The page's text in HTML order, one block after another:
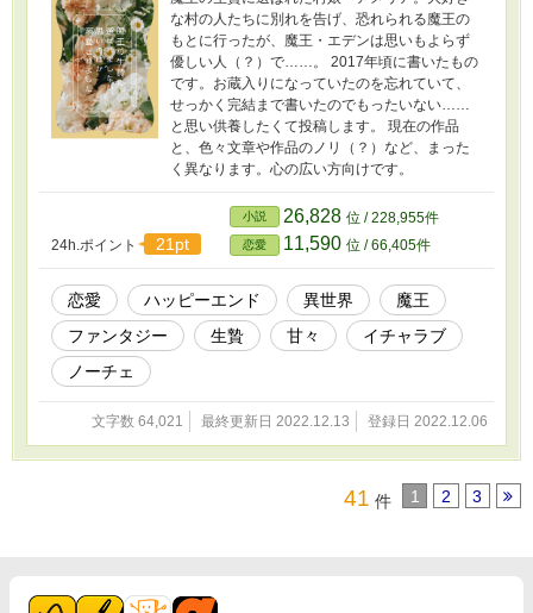
な村の人たちに別れを告げ、恐れられる魔王の
もとに行ったが、魔王・エデンは思いもよらず
優しい人（？）で……。 2017年頃に書いたもの
です。お蔵入りになっていたのを忘れていて、
せっかく完結まで書いたのでもったいない……
と思い供養したくて投稿します。 現在の作品
と、色々文章や作品のノリ（？）など、まった
く異なります。心の広い方向けです。
24h.ポイント 21pt
小説 26,828 位 / 228,955件
恋愛 11,590 位 / 66,405件
恋愛 ハッピーエンド 異世界
魔王
ファンタジー
生贄 甘々
イチャラブ
ノーチェ
文字数 64,021 最終更新日 2022.12.13 登録日 2022.12.06
41 件 1 2 3